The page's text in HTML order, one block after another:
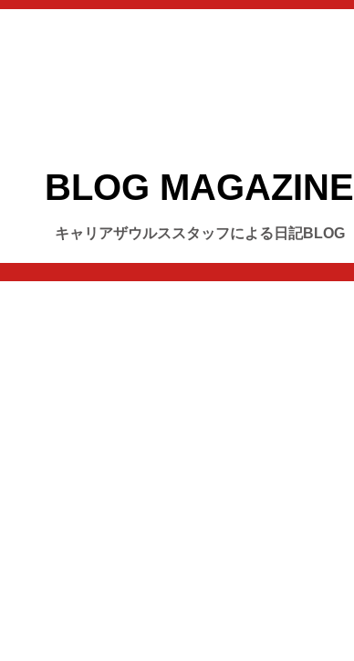
BLOG MAGAZINE
キャリアザウルススタッフによる日記BLOG